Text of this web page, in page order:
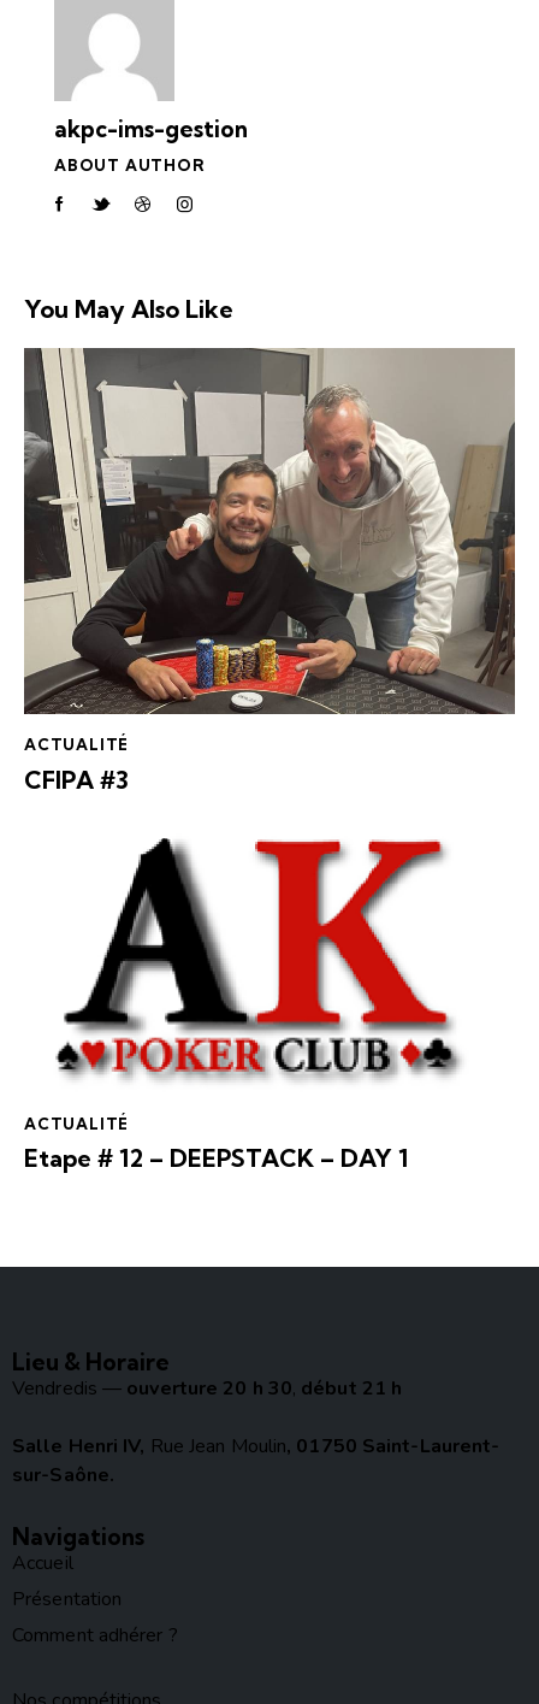
akpc-ims-gestion
ABOUT AUTHOR
You May Also Like
ACTUALITÉ
CFIPA #3
ACTUALITÉ
Etape # 12 – DEEPSTACK – DAY 1
Lieu & Horaire
Vendredis — ouverture 20 h 30, début 21 h
Salle Henri IV, Rue Jean Moulin, 01750 Saint-Laurent-
sur-Saône.
Navigations
Accueil
Présentation
Comment adhérer ?